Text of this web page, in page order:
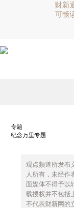
财新
可畅
专题
纪念万里专题
观点频道所发布
人所有，未经作
面媒体不得予以
载授权并不包括
不代表财新网的